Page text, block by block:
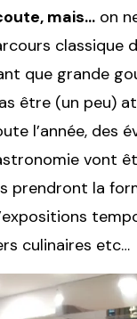
mais… on
classique
que grande
être (un peu)
l’année, des
vont
prendront la
culinaires etc…